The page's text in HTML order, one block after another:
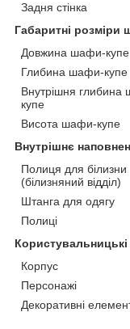
Задня стінка
Габаритні розміри
Довжина шафи-купе
Глибина шафи-купе
Внутрішня глибина
купе
Висота шафи-купе
Внутрішнє
Полиця для білизни
(білизняний відділ)
Штанга для одягу
Полиці
Корпус
Персонажі
Декоративні